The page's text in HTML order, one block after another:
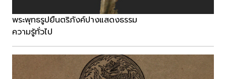
พระพุทธรูปยืนตริภังค์ปางแสดงธรรม
ความรู้ทั่วไป